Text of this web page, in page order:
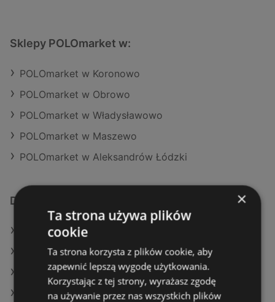
Sklepy POLOmarket w:
POLOmarket w Koronowo
POLOmarket w Obrowo
POLOmarket w Władysławowo
POLOmarket w Maszewo
POLOmarket w Aleksandrów Łódzki
Dodatkowe łącza
Oferty POLOmarket
Oferty Żabka
Oferty Carrefour
Aktualne gazetki Dealz
×
Ta strona używa plików
cookie
Ta strona korzysta z plików cookie, aby
zapewnić lepszą wygodę użytkowania.
Korzystając z tej strony, wyrażasz zgodę
na używanie przez nas wszystkich plików